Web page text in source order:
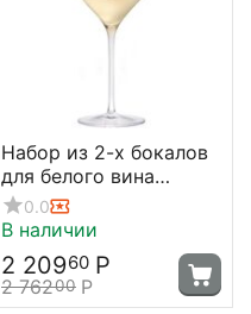
Набор из 2-х бокалов
для белого вина
Quatrophil, 404 мл, D83
мм, H245 мм, Stolzle
0.0
В наличии
2 20960 Р
2 76200 Р